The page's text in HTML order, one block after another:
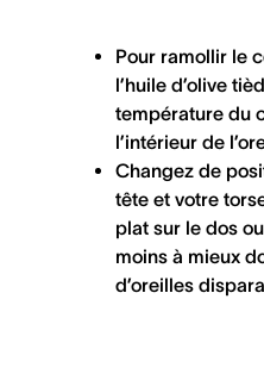
Pour ramollir le
l’huile d’olive
température du
l’intérieur de
Changez de
tête et votre
plat sur le dos
moins à mieux
d’oreilles